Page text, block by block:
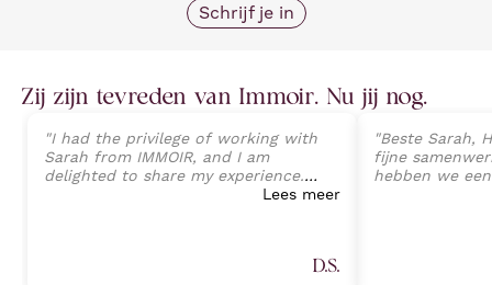
Schrijf je in
Zij zijn tevreden van Immoir. Nu jij nog.
"I had the privilege of working with
Sarah from IMMOIR, and I am
delighted to share my experience.
Sarah exhibited an exceptional level
Lees meer
D.S.
"Beste Sarah,
fijne
hebben we